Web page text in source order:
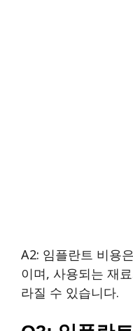
A2: 임플란트 비용
이며, 사용되는 재
라질 수 있습니다.